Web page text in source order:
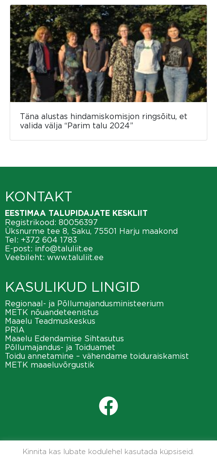
Täna alustas hindamiskomisjon ringsõitu, et
valida välja “Parim talu 2024”
KONTAKT
EESTIMAA TALUPIDAJATE KESKLIIT
Registrikood: 80056397
Üksnurme tee 8, Saku, 75501 Harju maakond
Tel: +372 604 1783
E-post: info@taluliit.ee
Veebileht: www.taluliit.ee
KASULIKUD LINGID
Regionaal- ja Põllumajandusministeerium
METK nõuandeteenistus
Maaelu Teadmuskeskus
PRIA
Maaelu Edendamise Sihtasutus
Põllumajandus- ja Toiduamet
Toidu annetamine – vähendame toiduraiskamist
METK maaeluvõrgustik
Kinnita kas lubate kodulehel kasutada küpsiseid.